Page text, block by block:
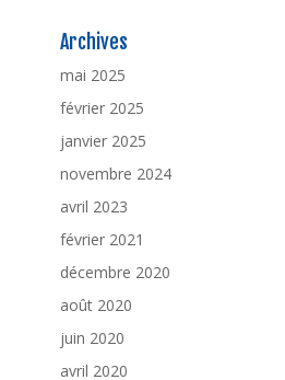
Archives
mai 2025
février 2025
janvier 2025
novembre 2024
avril 2023
février 2021
décembre 2020
août 2020
juin 2020
avril 2020